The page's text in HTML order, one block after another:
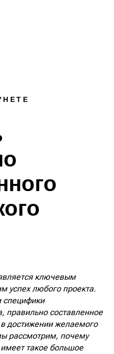
ключевым
успех любого проекта.
специфики
правильно составленное
достижении желаемого
рассмотрим, почему
такое большое